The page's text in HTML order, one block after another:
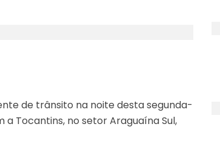
de trânsito na noite desta segunda-
Tocantins, no setor Araguaína Sul,